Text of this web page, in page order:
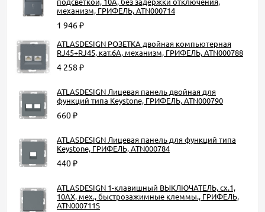
механизм, ГРИФЕЛЬ, ATN000714
1 946₽
ATLASDESIGN РОЗЕТКА двойная компьютерная
RJ45+RJ45, кат.6А, механизм, ГРИФЕЛЬ, ATN000788
4 258 ₽
ATLASDESIGN Лицевая панель двойная для
функций типа Keystone, ГРИФЕЛЬ, ATN000790
660₽
ATLASDESIGN Лицевая панель для функций типа
Keystone, ГРИФЕЛЬ, ATN000784
440₽
ATLASDESIGN 1-клавишный ВЫКЛЮЧАТЕЛЬ, сх.1,
10АХ, мех., быстрозажимные клеммы., ГРИФЕЛЬ,
ATN000711S